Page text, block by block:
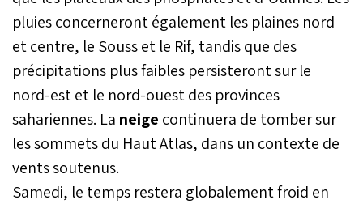
modérée dans plusieurs
villes du nord du Maroc,
sans faire de dégâts.
pluies concerneront également les plaines nord
et centre, le Souss et le Rif, tandis que des
précipitations plus faibles persisteront sur le
nord-est et le nord-ouest des provinces
sahariennes. La neige continuera de tomber sur
les sommets du Haut Atlas, dans un contexte de
vents soutenus.
Samedi, le temps restera globalement froid en